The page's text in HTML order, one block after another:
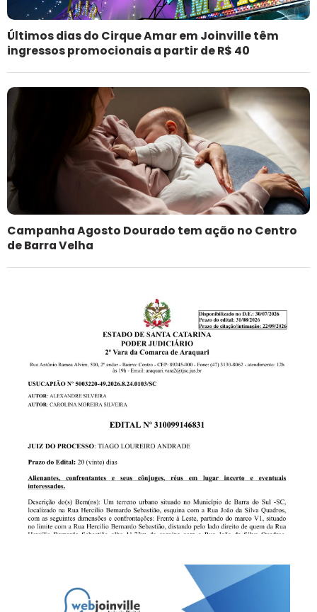
Últimos dias do Cirque Amar em Joinville têm
ingressos promocionais a partir de R$ 40
Campanha Agosto Dourado tem ação no Centro
de Barra Velha